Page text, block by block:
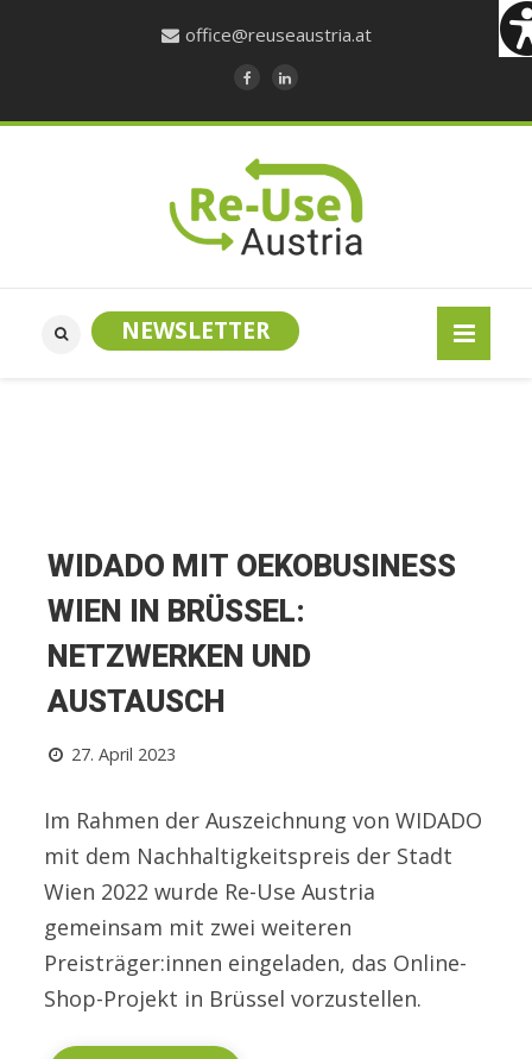
office@reuseaustria.at
NEWSLETTER
WIDADO MIT OEKOBUSINESS
WIEN IN BRÜSSEL:
NETZWERKEN UND
AUSTAUSCH
27. April 2023
Im Rahmen der Auszeichnung von WIDADO
mit dem Nachhaltigkeitspreis der Stadt
Wien 2022 wurde Re-Use Austria
gemeinsam mit zwei weiteren
Preisträger:innen eingeladen, das Online-
Shop-Projekt in Brüssel vorzustellen.